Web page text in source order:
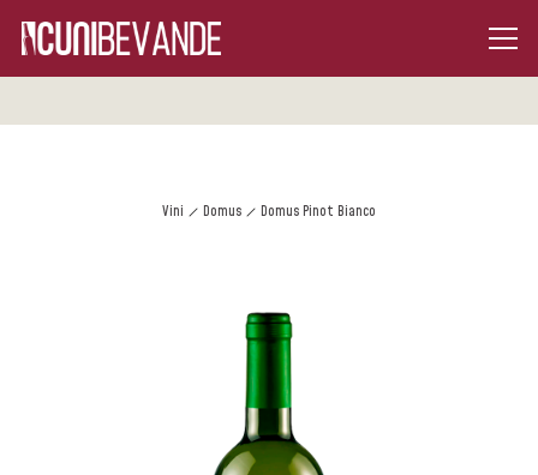
Vini Domus Domus Pinot Bianco